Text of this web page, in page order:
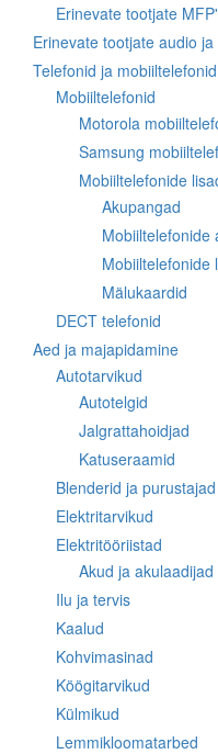
Erinevate tootjate
Erinevate tootjate audio
Telefonid ja mobiiltelefonid
Mobiiltelefonid
Motorola
Samsung
Mobiiltelefonide
Akupangad
Mobiiltelefonide
Mobiiltelefonide
Mälukaardid
DECT telefonid
Aed ja majapidamine
Autotarvikud
Autotelgid
Jalgrattahoidjad
Katuseraamid
Blenderid ja purustajad
Elektritarvikud
Elektritööriistad
Akud ja akulaadijad
Ilu ja tervis
Kaalud
Kohvimasinad
Köögitarvikud
Külmikud
Lemmikloomatarbed